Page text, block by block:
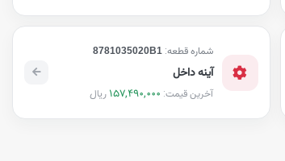
شماره قطعه: 8781035020B1
آینه داخل
آخرین قیمت: 157,490,000 ریال